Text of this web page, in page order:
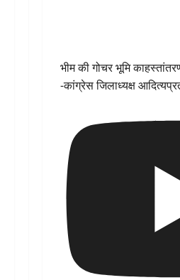
भीम की गोचर भूमि
-कांग्रेस जिलाध्यक्ष